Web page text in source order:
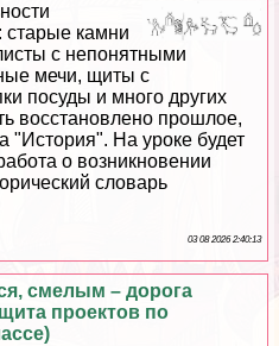
старые камни
с непонятными
мечи, щиты с
посуды и много других
восстановлено прошлое,
"История". На уроке будет
о возникновении
словарь
03 08 2026 2:40:13
смелым – дорога
проектов по